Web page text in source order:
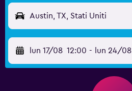
Austin, TX, Stati Uniti
lun 17/08 12:00 - lun 24/08